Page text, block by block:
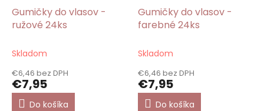
Gumičky do vlasov -
ružové 24ks
Skladom
€6,46 bez DPH
€7,95
Do košíka
Gumičky do vlasov -
farebné 24ks
Skladom
€6,46 bez DPH
€7,95
Do košíka